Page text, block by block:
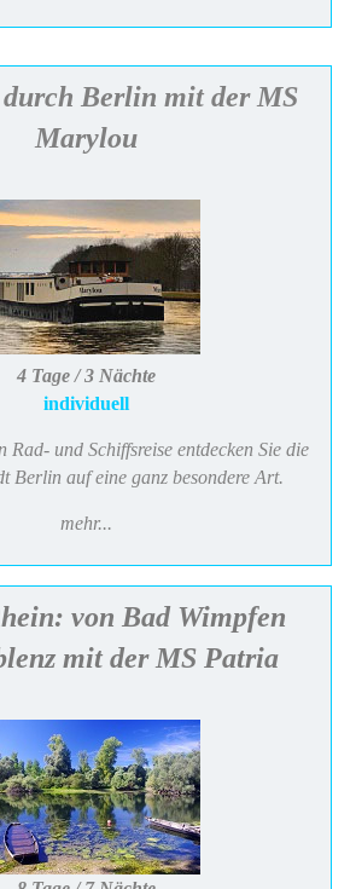
Berlin mit der MS
Marylou
4 Tage / 3 Nächte
individuell
Rad- und Schiffsreise entdecken Sie die
Berlin auf eine ganz besondere Art.
mehr...
von Bad Wimpfen
mit der MS Patria